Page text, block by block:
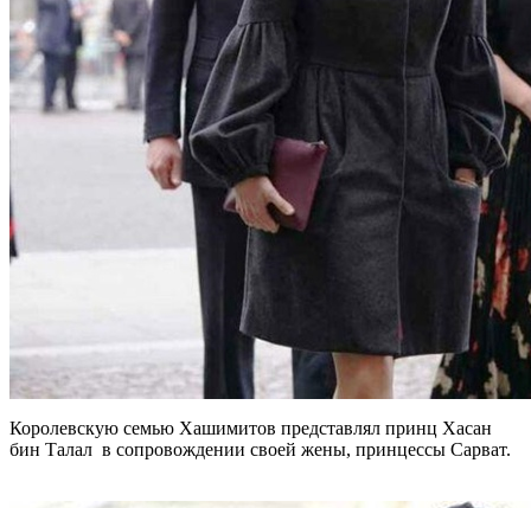
Королевскую семью Хашимитов представлял принц Хасан
бин Талал в сопровождении своей жены, принцессы Сарват.